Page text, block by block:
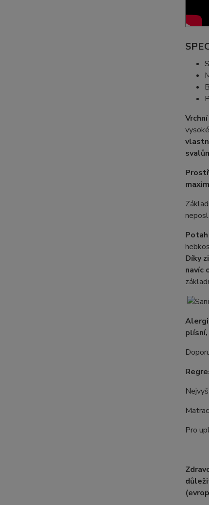
Díky
navíc
Pro